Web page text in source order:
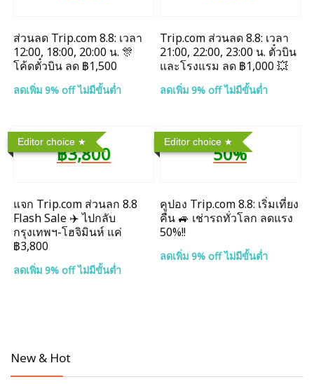
ส่วนลด Trip.com 8.8: เวลา
12:00, 18:00, 20:00 น. 🎊
โค้ดตั๋วบิน ลด ฿1,500
ลดเพิ่ม 9% off ไม่มีขั้นต่ำ
Trip.com ส่วนลด 8.8: เวลา
21:00, 22:00, 23:00 น. ตั๋วบิน
และโรงแรม ลด ฿1,000 💥
ลดเพิ่ม 9% off ไม่มีขั้นต่ำ
Editor choice
฿3,800
แจก Trip.com ส่วนลก 8.8
Flash Sale ✈️ ไปกลับ
กรุงเทพฯ-โฮจิมินห์ แค่
฿3,800
ลดเพิ่ม 9% off ไม่มีขั้นต่ำ
Editor choice
50%
คูปอง Trip.com 8.8: เริ่มเที่ยง
คืน 🚙 เช่ารถทั่วโลก ลดแรง
50%!!
ลดเพิ่ม 9% off ไม่มีขั้นต่ำ
New & Hot